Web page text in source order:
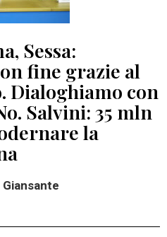
Sessa:
fine grazie al
Dialoghiamo con
Salvini: 35 mln
la